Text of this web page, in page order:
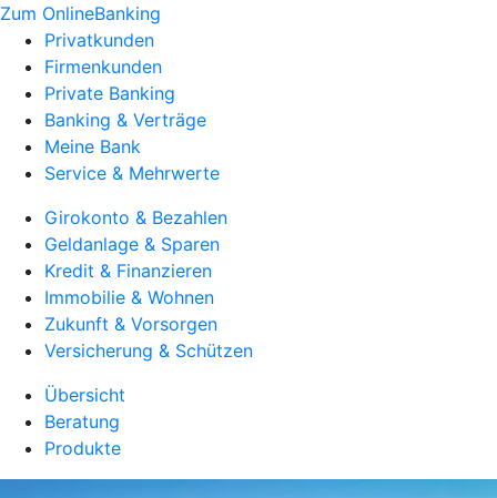
Zum OnlineBanking
Privatkunden
Firmenkunden
Private Banking
Banking & Verträge
Meine Bank
Service & Mehrwerte
Girokonto & Bezahlen
Geldanlage & Sparen
Kredit & Finanzieren
Immobilie & Wohnen
Zukunft & Vorsorgen
Versicherung & Schützen
Übersicht
Beratung
Produkte